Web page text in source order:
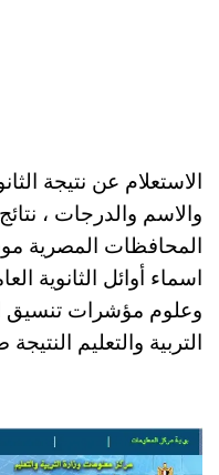
والاسم والدرجات ،
المحافظات المصرية
التربية والتعليم